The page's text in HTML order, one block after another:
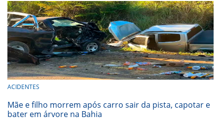
ACIDENTES
Mãe e filho morrem após carro sair da pista, capotar e
bater em árvore na Bahia